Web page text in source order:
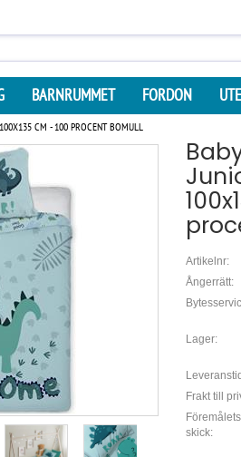
BARNRUMMET FORDON
CM - 100 PROCENT BOMULL
Artikelnr:
Ångerrätt:
Lager:
Frakt till
Föremålets
skick: